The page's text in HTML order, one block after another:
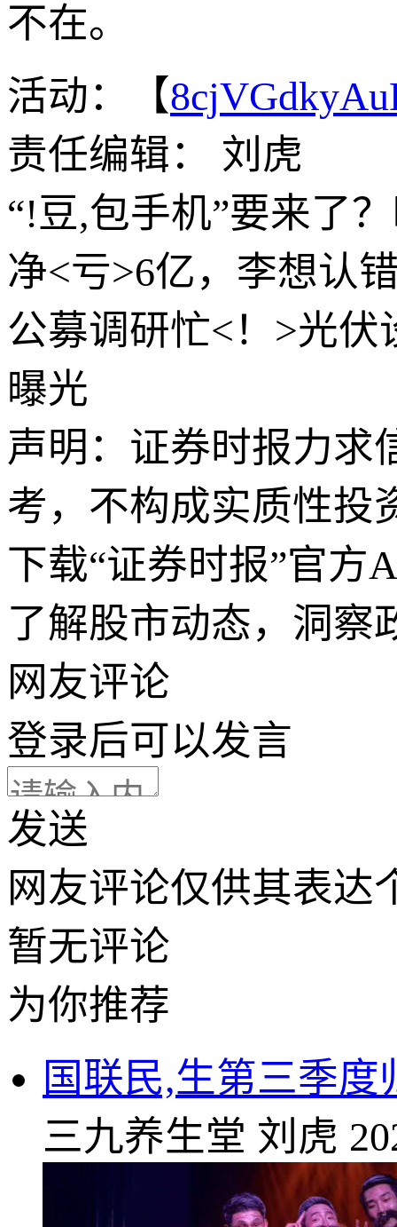
不在。
活动：【
责任编辑： 刘虎
“!豆,包手机”要来了
净<亏>6亿，李想认
公募调研忙<！>光伏
曝光
声明：证券时报力求
考，不构成实质性投
下载“证券时报”官方
了解股市动态，洞察
网友评论
登录后可以发言
发送
网友评论仅供其表达
暂无评论
为你推荐
国联民,生第三季度
三九养生堂 刘虎